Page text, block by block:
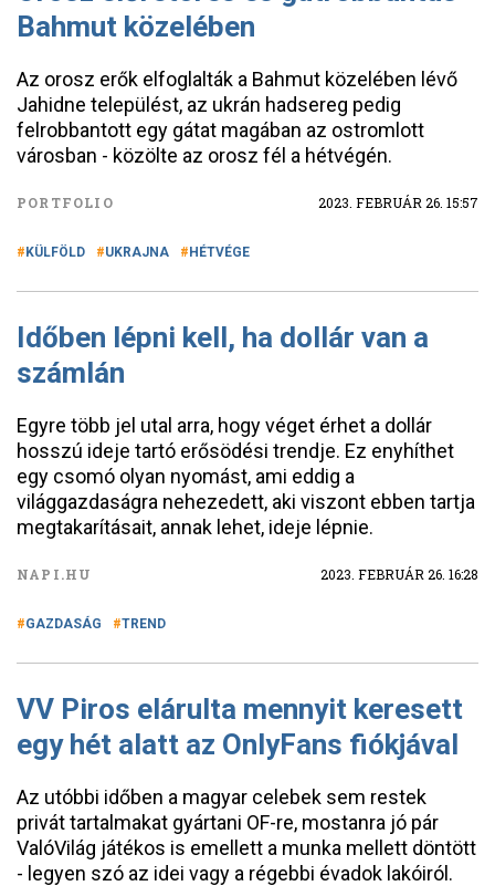
Bahmut közelében
Az orosz erők elfoglalták a Bahmut közelében lévő
Jahidne települést, az ukrán hadsereg pedig
felrobbantott egy gátat magában az ostromlott
városban - közölte az orosz fél a hétvégén.
PORTFOLIO 2023. FEBRUÁR 26. 15:57
KÜLFÖLD UKRAJNA HÉTVÉGE
Időben lépni kell, ha dollár van a
számlán
Egyre több jel utal arra, hogy véget érhet a dollár
hosszú ideje tartó erősödési trendje. Ez enyhíthet
egy csomó olyan nyomást, ami eddig a
világgazdaságra nehezedett, aki viszont ebben tartja
megtakarításait, annak lehet, ideje lépnie.
NAPI.HU 2023. FEBRUÁR 26. 16:28
GAZDASÁG TREND
VV Piros elárulta mennyit keresett
egy hét alatt az OnlyFans fiókjával
Az utóbbi időben a magyar celebek sem restek
privát tartalmakat gyártani OF-re, mostanra jó pár
ValóVilág játékos is emellett a munka mellett döntött
- legyen szó az idei vagy a régebbi évadok lakóiról.